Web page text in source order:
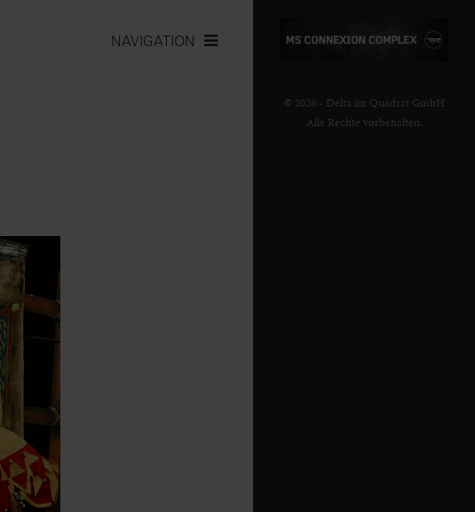
NAVIGATION
© 2026 - Delta im Quadrat GmbH
Alle Rechte vorbehalten.